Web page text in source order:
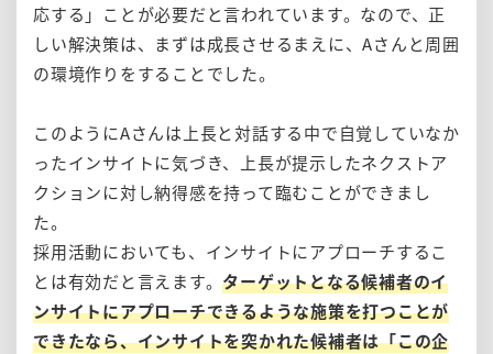
応する」ことが必要だと言われています。なので、正
しい解決策は、まずは成長させるまえに、Aさんと周囲
の環境作りをすることでした。
このようにAさんは上長と対話する中で自覚していなか
ったインサイトに気づき、上長が提示したネクストア
クションに対し納得感を持って臨むことができまし
た。
採用活動においても、インサイトにアプローチするこ
とは有効だと言えます。ターゲットとなる候補者のイ
ンサイトにアプローチできるような施策を打つことが
できたなら、インサイトを突かれた候補者は「この企